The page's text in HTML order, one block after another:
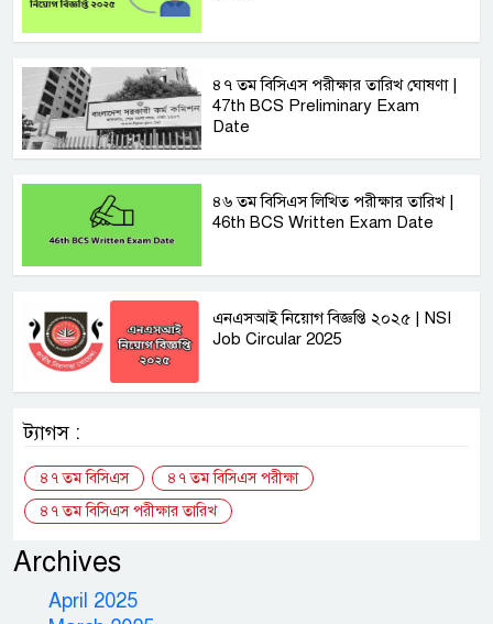
৪৭ তম বিসিএস পরীক্ষার তারিখ ঘোষণা |
47th BCS Preliminary Exam
Date
৪৬ তম বিসিএস লিখিত পরীক্ষার তারিখ |
46th BCS Written Exam Date
এনএসআই নিয়োগ বিজ্ঞপ্তি ২০২৫ | NSI
Job Circular 2025
ট্যাগস :
৪৭ তম বিসিএস
৪৭ তম বিসিএস পরীক্ষা
৪৭ তম বিসিএস পরীক্ষার তারিখ
Archives
April 2025